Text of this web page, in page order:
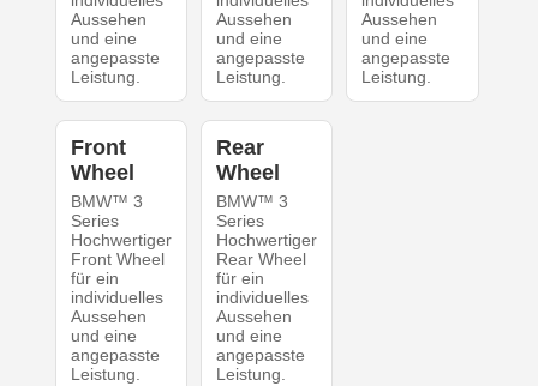
Aussehen
und eine
angepasste
Leistung.
Aussehen
und eine
angepasste
Leistung.
Aussehen
und eine
angepasste
Leistung.
Front
Wheel
BMW™ 3
Series
Hochwertiger
Front Wheel
für ein
individuelles
Aussehen
und eine
angepasste
Leistung.
Rear
Wheel
BMW™ 3
Series
Hochwertiger
Rear Wheel
für ein
individuelles
Aussehen
und eine
angepasste
Leistung.